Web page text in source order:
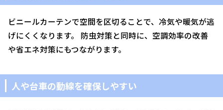
ビニールカーテンで空間を区切ることで、冷気や暖気が逃
げにくくなります。 防虫対策と同時に、空調効率の改善
や省エネ対策にもつながります。
人や台車の動線を確保しやすい